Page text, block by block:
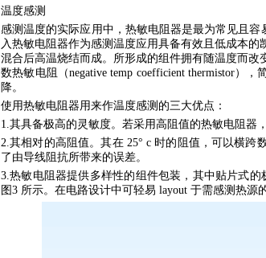
温度感测
感测温度的实际应用中，热敏电阻器是最为常见且
入热敏电阻器作为感测温度应用具备有效且低成本
混合后高温烧结而成。所形成的组件拥有随温度而
数热敏电阻（negative temp coefficient thermistor）
降。
使用热敏电阻器用来作温度感测的三大优点：
1.其具备极高的灵敏度。若采用高阻值的热敏电阻器
2.其相对的高阻值。其在 25° c 时的阻值，可以横
了由导线阻抗所带来的误差。
3.热敏电阻器提供多样性的组件包装，其中贴片式
图3 所示。在电路设计中可轻易 layout 于需感测热源